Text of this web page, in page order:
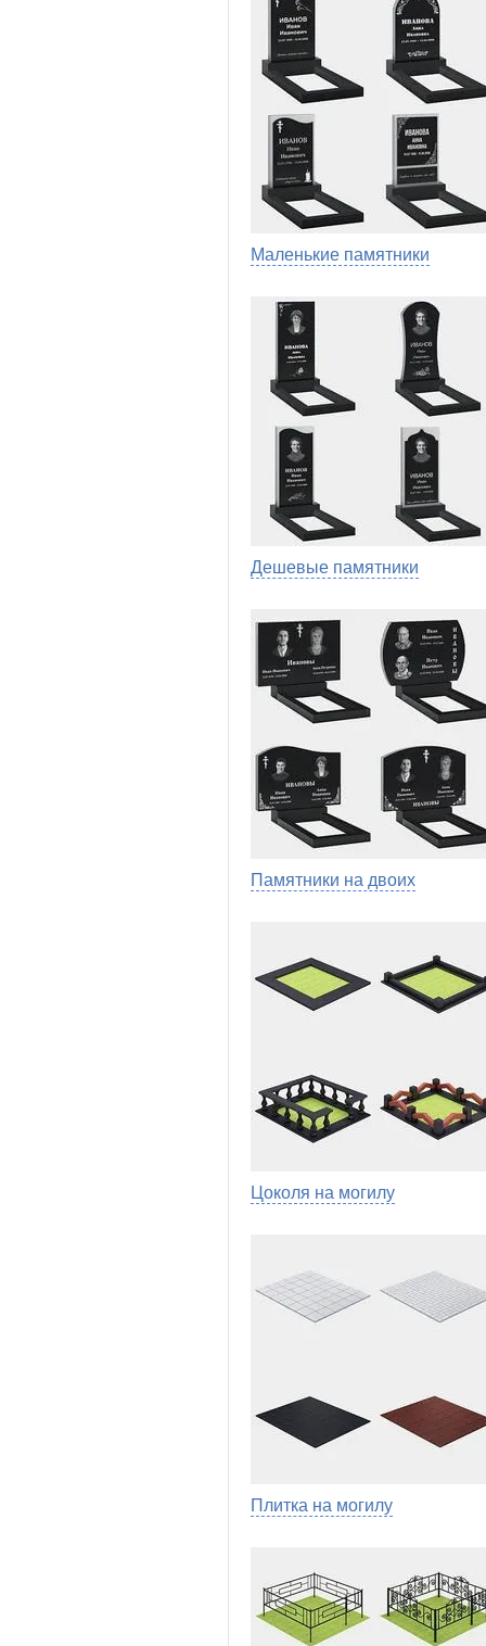
Маленькие памятники
Дешевые памятники
Памятники на двоих
Цоколя на могилу
Плитка на могилу